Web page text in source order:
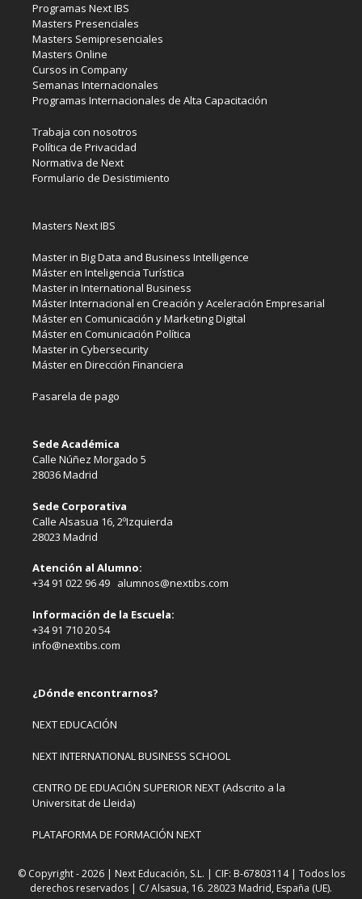
Programas Next IBS
Masters Presenciales
Masters Semipresenciales
Masters Online
Cursos in Company
Semanas Internacionales
Programas Internacionales de Alta Capacitación
Trabaja con nosotros
Política de Privacidad
Normativa de Next
Formulario de Desistimiento
Masters Next IBS
Master in Big Data and Business Intelligence
Máster en Inteligencia Turística
Master in International Business
Máster Internacional en Creación y Aceleración Empresarial
Máster en Comunicación y Marketing Digital
Máster en Comunicación Política
Master in Cybersecurity
Máster en Dirección Financiera
Pasarela de pago
Sede Académica
Calle Núñez Morgado 5
28036 Madrid
Sede Corporativa
Calle Alsasua 16, 2ºIzquierda
28023 Madrid
Atención al Alumno:
+34 91 022 96 49 alumnos@nextibs.com
Información de la Escuela:
+34 91 710 20 54
info@nextibs.com
¿Dónde encontrarnos?
NEXT EDUCACIÓN
NEXT INTERNATIONAL BUSINESS SCHOOL
CENTRO DE EDUACIÓN SUPERIOR NEXT (Adscrito a la
Universitat de Lleida)
PLATAFORMA DE FORMACIÓN NEXT
© Copyright - 2026 | Next Educación, S.L. | CIF: B-67803114 | Todos los
derechos reservados | C/ Alsasua, 16. 28023 Madrid, España (UE).